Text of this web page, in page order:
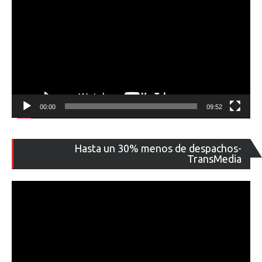
00:00 09:52
Hasta un 30% menos de despachos-
TransMedia
de